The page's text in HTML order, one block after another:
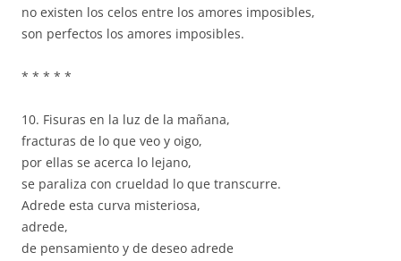
no existen los celos entre los amores imposibles,
son perfectos los amores imposibles.
* * * * *
10. Fisuras en la luz de la mañana,
fracturas de lo que veo y oigo,
por ellas se acerca lo lejano,
se paraliza con crueldad lo que transcurre.
Adrede esta curva misteriosa,
adrede,
de pensamiento y de deseo adrede